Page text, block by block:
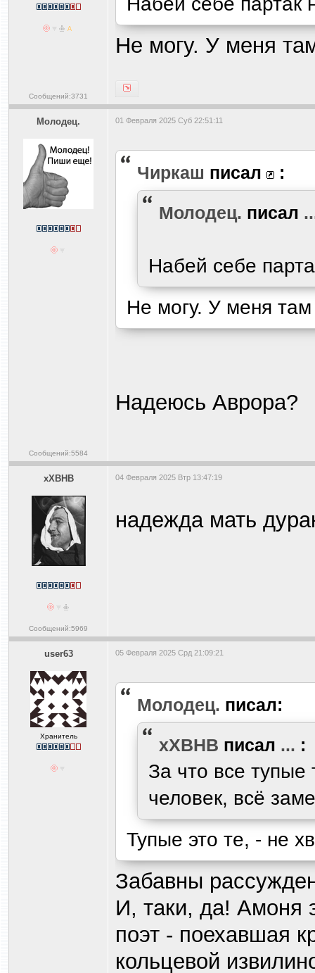
Сообщений:3731
Не могу. У меня
Молодец.
Сообщений:5584
01 Февраля 2025 Суб 22:51:11
Чиркаш писал :
Молодец. писал
Набей себе
Не могу. У меня
Надеюсь Аврора?
xXBHB
Сообщений:5969
04 Февраля 2025 Втр 13:47:19
надежда мать
user63
Хранитель
05 Февраля 2025 Срд 21:09:21
Молодец. писал:
xXBHB писал ... :
За что все
человек, всё
Тупые это те, - не
Забавны
И, таки, да! Амоня
поэт - поехавшая
кольцевой